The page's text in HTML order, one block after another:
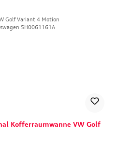
Kofferraumwanne VW Golf